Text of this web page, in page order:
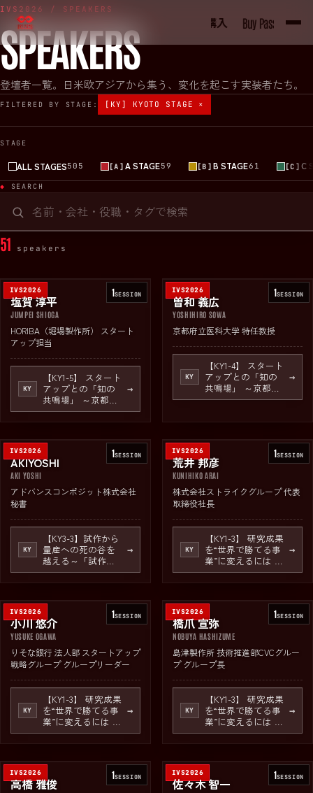
PASS購入 Buy Pass
IVS2026 / SPEAKERS
SPEAKERS
登壇者一覧。日米欧アジアから集う、変化を起こす実装者たち。
FILTERED BY STAGE: [KY] KYOTO STAGE ×
STAGE
ALL STAGES505 [A ]A STAGE59 [B ] B STAGE61 [C ] C
SEARCH
51 speaker s
IVS2026 1SESSION
塩賀 淳平
JUMPEI SHIOGA
HORIBA（堀場製作所） スタート
アップ担当
KY
【KY1-5】 スタート
アップとの「知の
共鳴場」 ～京都の
大企業・大学とワ
ンストップで出会
新のぶつかり合
い！～
→
IVS2026 1SESSION
曽和 義広
YOSHIHIRO SOWA
京都府立医科大学 特任教授
KY
【KY1-4】 スタート
アップとの「知の
共鳴場」 ～京都の
大企業・大学とワ
える場、伝統と革
い！～
→
IVS2026 1SESSION
AKIYOSHI
AKI YOSHI
アドバンスコンポジット株式会社
秘書
KY
【KY3-3】試作から
量産への死の谷を
越える～「試作の
聖地・京都」が支
えるディープテッ
→
IVS2026 1SESSION
荒井 邦彦
KUNIHIKO ARAI
株式会社ストライクグループ 代表
取締役社長
KY
【KY1-3】 研究成果
を“世界で勝てる事
業”に変えるには ～
ディープテックス
タートアップの資
→
IVS2026 1SESSION
小川 悠介
YUSUKE OGAWA
りそな銀行 法人部 スタートアップ
戦略グループ グループリーダー
KY
【KY1-3】 研究成果
を“世界で勝てる事
業”に変えるには ～
ディープテックス
タートアップの資
→
IVS2026 1SESSION
橋爪 宣弥
NOBUYA HASHIZUME
島津製作所 技術推進部CVCグルー
プ グループ長
KY
【KY1-3】 研究成果
を“世界で勝てる事
業”に変えるには ～
ディープテックス
タートアップの資
→
IVS2026 1SESSION
高橋 雅俊
IVS2026 1SESSION
佐々木 智一